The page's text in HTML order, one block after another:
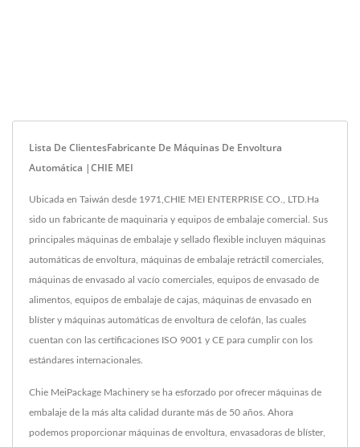
Lista De ClientesFabricante De Máquinas De Envoltura
Automática |CHIE MEI
Ubicada en Taiwán desde 1971,CHIE MEI ENTERPRISE CO., LTD.Ha
sido un fabricante de maquinaria y equipos de embalaje comercial. Sus
principales máquinas de embalaje y sellado flexible incluyen máquinas
automáticas de envoltura, máquinas de embalaje retráctil comerciales,
máquinas de envasado al vacío comerciales, equipos de envasado de
alimentos, equipos de embalaje de cajas, máquinas de envasado en
blíster y máquinas automáticas de envoltura de celofán, las cuales
cuentan con las certificaciones ISO 9001 y CE para cumplir con los
estándares internacionales.
Chie MeiPackage Machinery se ha esforzado por ofrecer máquinas de
embalaje de la más alta calidad durante más de 50 años. Ahora
podemos proporcionar máquinas de envoltura, envasadoras de blíster,